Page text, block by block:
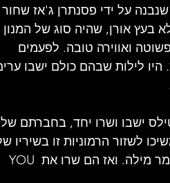
על ידי פסנתרן ג'אז שחור
בעץ אורן, שהיה סוג של המנון
ואווירה טובה. לפעמים
לילות שבהם כולם ישבו
ישבו ושרו יחד, בחברתם של
לשזור הרמוניות זו בשיריו
זה, נאש הטה את ראשו והקשיב בריכוז. הוא לא שר, ואפילו לא אמר מילה. ואז הם שרו את YOU